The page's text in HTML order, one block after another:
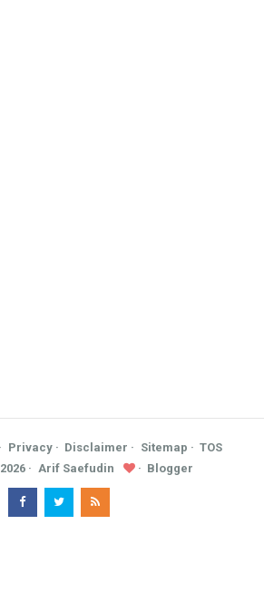
Privacy Disclaimer Sitemap
TOS
2026 Arif Saefudin Blogger